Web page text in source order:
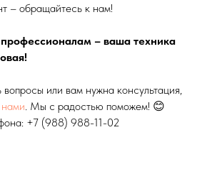
– обращайтесь к нам!
– ваша техника
вопросы или вам нужна консультация,
. Мы с радостью поможем! 😊
+7 (988) 988-11-02